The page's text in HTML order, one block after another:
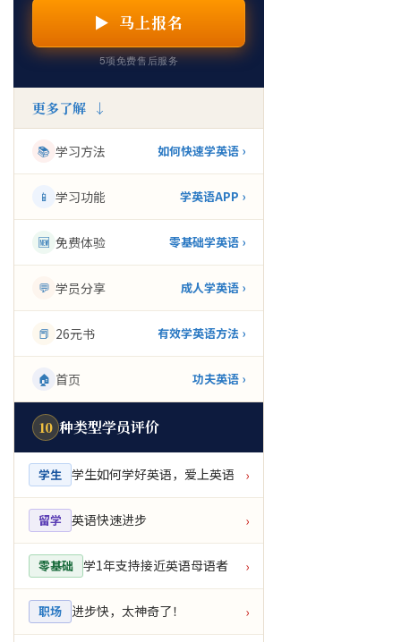
▶ 马上报名
5项免费售后服务
更多了解 ↓
📚 学习方法 如何快速学英语 ›
📱 学习功能 学英语APP ›
🆕 免费体验 零基础学英语 ›
💬 学员分享 成人学英语 ›
📕 26元书 有效学英语方法 ›
🏠 首页 功夫英语 ›
10 种类型学员评价
学生 学生如何学好英语，爱上英语 ›
留学 英语快速进步 ›
零基础 学1年支持接近英语母语者 ›
职场 进步快，太神奇了！ ›